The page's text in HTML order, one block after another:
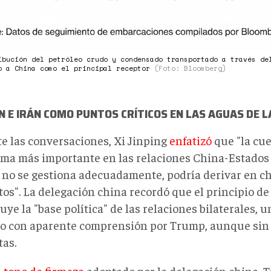
del petróleo crudo y condensado transportado a través del
a China como el principal receptor
(Foto: Bloomberg)
E IRÁN COMO PUNTOS CRÍTICOS EN LAS AGUAS DE
las conversaciones, Xi Jinping enfatizó que "la
más importante en las relaciones China-
se gestiona adecuadamente, podría derivar en
La delegación china recordó que el principio
la "base política" de las relaciones bilaterales,
con aparente comprensión por Trump, aunque